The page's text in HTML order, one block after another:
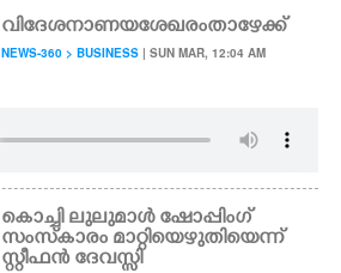
വിദേശ നാണയ ശേഖരം താഴേക്ക്
NEWS-360 > BUSINESS | SUN MAR, 12:04 AM
കൊച്ചി ലുലുമാൾ ഷോപ്പിംഗ്
സംസ്‌കാരം മാറ്റിയെഴുതിയെന്ന്
സ്റ്റീഫൻ ദേവസ്സി